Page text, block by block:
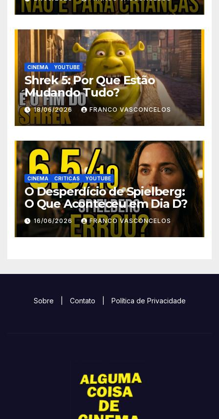
CINEMA YOUTUBE
Shrek 5: Por Que Estão
Mudando Tudo?
18/06/2026 FRANCO VASCONCELOS
CINEMA CRITICAS YOUTUBE
O Desperdício de Spielberg:
O Que Aconteceu em Dia D?
16/06/2026 FRANCO VASCONCELOS
Sobre Contato Política de Privacidade